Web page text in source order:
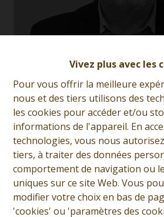
Vivez plus avec les
Pour vous offrir la meilleure
nous et des tiers utilisons des
les cookies pour accéder et/ou
informations de l'appareil. En
technologies, vous nous
tiers, à traiter des données
comportement de navigation ou
uniques sur ce site Web. Vous
modifier votre choix en bas de
'cookies' ou 'paramètres des
Jean-Marie
Demande
+32 (0)65 31 96
2 1 158 m²